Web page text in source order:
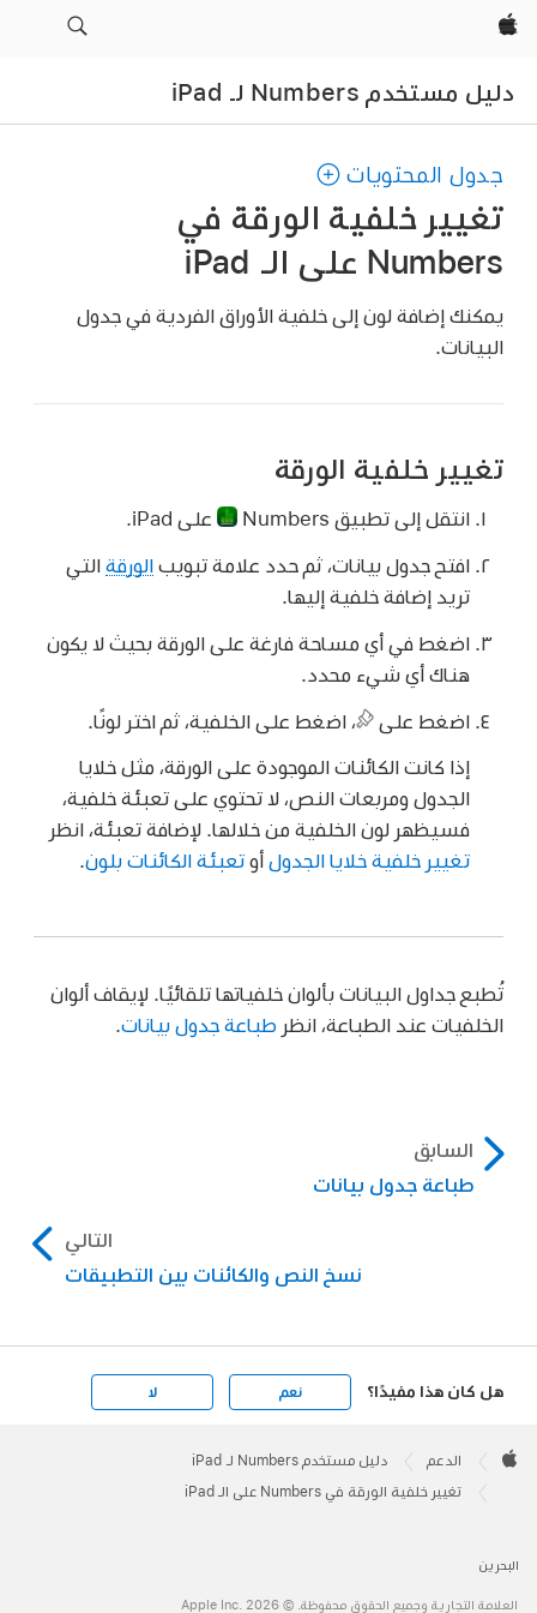
Apple‏
دليل مستخدم Numbers لـ iPad
جدول المحتويات
تغيير خلفية الورقة في
Numbers على الـ iPad
يمكنك إضافة لون إلى خلفية الأوراق الفردية في جدول
البيانات.
تغيير خلفية الورقة
انتقل إلى تطبيق Numbers على iPad.
افتح جدول بيانات، ثم حدد علامة تبويبالورقة التي
تريد إضافة خلفية إليها.
اضغط في أي مساحة فارغة على الورقة بحيث لا يكون
هناك أي شيء محدد.
اضغط على ،اضغط على الخلفية، ثم اختر لونًا.
إذا كانت الكائنات الموجودة على الورقة، مثل خلايا
الجدول ومربعات النص، لا تحتوي على تعبئة خلفية،
فسيظهر لون الخلفية من خلالها. لإضافة تعبئة، انظر
تغيير خلفية خلايا الجدول أوتعبئة الكائنات بلون
تُطبع جداول البيانات بألوان خلفياتها تلقائيًا. لإيقاف ألوان
الخلفيات عند الطباعة، انظر طباعة جدول بيانات
السابق
طباعة جدول بيانات
التالي
نسخ النص والكائنات بين التطبيقات
هل كان هذا مفيدًا؟ نعم لا
Footer

الدعم دليل مستخدم Numbers لـ iPad
تغيير خلفية الورقة في Numbers على الـ iPad
البحرين
العلامة التجارية وجميع الحقوق محفوظة. © 2026 ‏.Apple Inc